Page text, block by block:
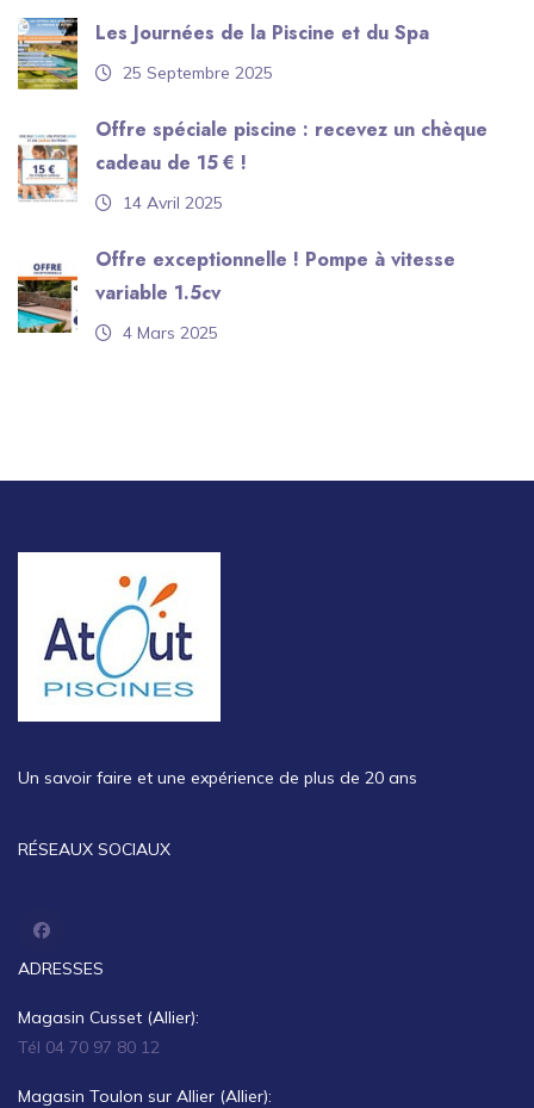
Les Journées de la Piscine et du Spa
25 Septembre 2025
Offre spéciale piscine : recevez un chèque
cadeau de 15 € !
14 Avril 2025
Offre exceptionnelle ! Pompe à vitesse
variable 1.5cv
4 Mars 2025
Un savoir faire et une expérience de plus de 20 ans
RÉSEAUX SOCIAUX
ADRESSES
Magasin Cusset (Allier):
Tél 04 70 97 80 12
Magasin Toulon sur Allier (Allier):